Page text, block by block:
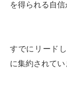
を得られる自
すでにリード
に集約されてい